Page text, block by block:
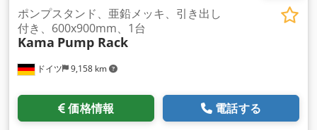
ドイツ 9,158 km
ポンプスタンド、亜鉛メッキ、引き出し
付き、600x900mm、1台
Kama Pump Rack
価格情報 電話する